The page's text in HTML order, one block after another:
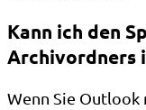
Kann ich den
Archivordners
Wenn Sie Outlook